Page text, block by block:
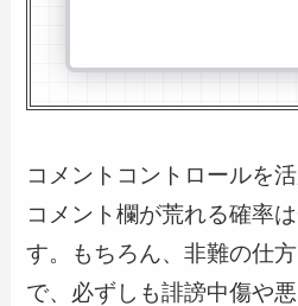
コメントコントロールを
コメント欄が荒れる確率
す。もちろん、非難の仕
で、必ずしも誹謗中傷や